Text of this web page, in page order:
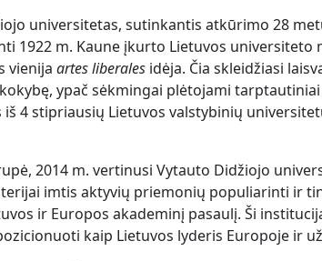
universitetas, sutinkantis atkūrimo 28
1922 m. Kaune įkurto Lietuvos
vienija artes liberales idėja. Čia skleidžiasi
ypač sėkmingai plėtojami
iš 4 stipriausių Lietuvos valstybinių
2014 m. vertinusi Vytauto Didžiojo
imtis aktyvių priemonių populiarinti ir
ir Europos akademinį pasaulį. Ši
kaip Lietuvos lyderis Europoje ir